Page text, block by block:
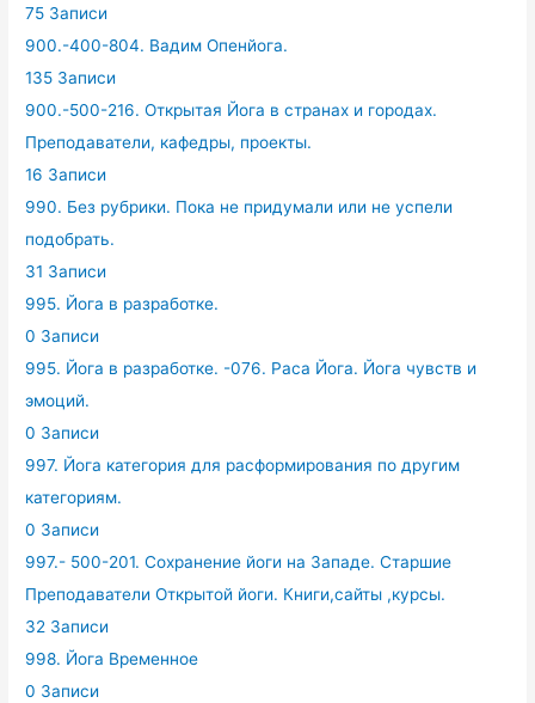
75 Записи
900.-400-804. Вадим Опенйога.
135 Записи
900.-500-216. Открытая Йога в странах и городах.
Преподаватели, кафедры, проекты.
16 Записи
990. Без рубрики. Пока не придумали или не успели
подобрать.
31 Записи
995. Йога в разработке.
0 Записи
995. Йога в разработке. -076. Раса Йога. Йога чувств и
эмоций.
0 Записи
997. Йога категория для расформирования по другим
категориям.
0 Записи
997.- 500-201. Сохранение йоги на Западе. Старшие
Преподаватели Открытой йоги. Книги,сайты ,курсы.
32 Записи
998. Йога Временное
0 Записи